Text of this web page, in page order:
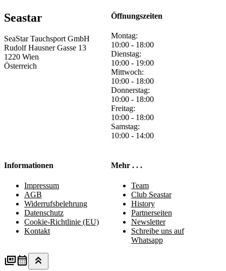
Seastar
SeaStar Tauchsport GmbH
Rudolf Hausner Gasse 13
1220 Wien
Österreich
Öffnungszeiten
Montag:
10:00 - 18:00
Dienstag:
10:00 - 19:00
Mittwoch:
10:00 - 18:00
Donnerstag:
10:00 - 18:00
Freitag:
10:00 - 18:00
Samstag:
10:00 - 14:00
Informationen
Impressum
AGB
Widerrufsbelehrung
Datenschutz
Cookie-Richtlinie (EU)
Kontakt
Mehr . . .
Team
Club Seastar
History
Partnerseiten
Newsletter
Schreibe uns auf
Whatsapp